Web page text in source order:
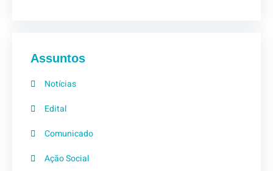
Assuntos
Notícias
Edital
Comunicado
Ação Social